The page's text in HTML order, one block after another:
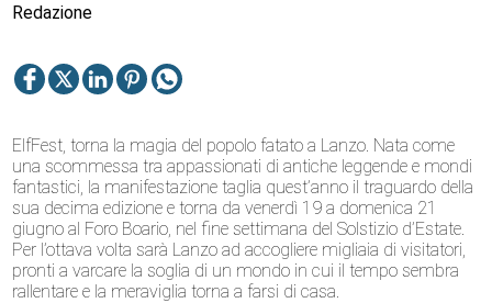
Redazione
ElfFest, torna la magia del popolo fatato a Lanzo. Nata come
una scommessa tra appassionati di antiche leggende e mondi
fantastici, la manifestazione taglia quest’anno il traguardo della
sua decima edizione e torna da venerdì 19 a domenica 21
giugno al Foro Boario, nel fine settimana del Solstizio d’Estate.
Per l’ottava volta sarà Lanzo ad accogliere migliaia di visitatori,
pronti a varcare la soglia di un mondo in cui il tempo sembra
rallentare e la meraviglia torna a farsi di casa.